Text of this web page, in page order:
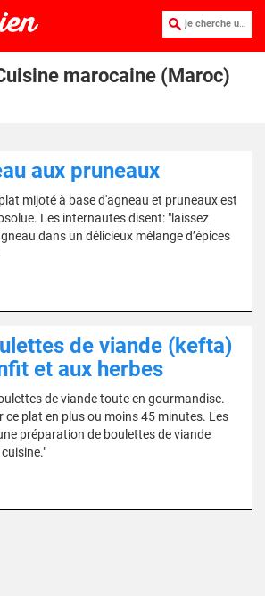
je cherche une recette :
marocaine (Maroc)
aux pruneaux
mijoté à base d'agneau et pruneaux est
Les internautes disent: "laissez
dans un délicieux mélange d’épices
de viande (kefta)
et aux herbes
de viande toute en gourmandise.
ce plat en plus ou moins 45 minutes. Les
préparation de boulettes de viande